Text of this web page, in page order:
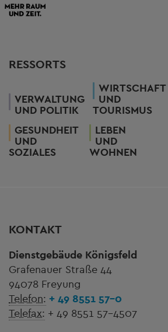
RESSORTS
VERWALTUNG
UND POLITIK
WIRTSCHAFT
UND
TOURISMUS
GESUNDHEIT
UND
SOZIALES
LEBEN
UND
WOHNEN
KONTAKT
Dienstgebäude Königsfeld
Grafenauer Straße 44
94078 Freyung
Telefon: + 49 8551 57-0
Telefax: + 49 8551 57-4507